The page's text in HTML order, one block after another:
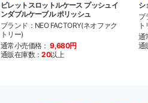
ビレットスロットルケース プッシュイ
ンダブルケーブル ポリッシュ
ブランド：NEO FACTORY(ネオファク
トリー)
通常小売価格： 9,680円
通販在庫数：20以上
シ
ブ
通
通